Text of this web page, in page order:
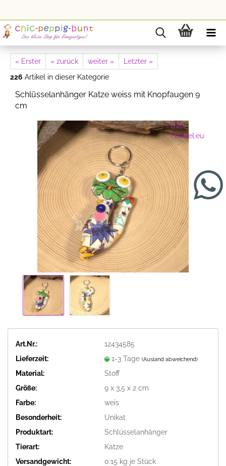
« Erster « zurück weiter »
Letzter »
226 Artikel in dieser Kategorie
Schlüsselanhänger Katze weiss mit Knopfaugen 9
cm
DW-
Handel.eu
Art.Nr.:
12434585
Lieferzeit:
1-3 Tage (Ausland abweichend)
Material:
Stoff
Größe:
9 x 3,5 x 2 cm
Farbe:
weis
Besonderheit:
Unikat
Produktart:
Schlüsselanhänger
Tierart:
Katze
Versandgewicht:
0.15 kg je Stück